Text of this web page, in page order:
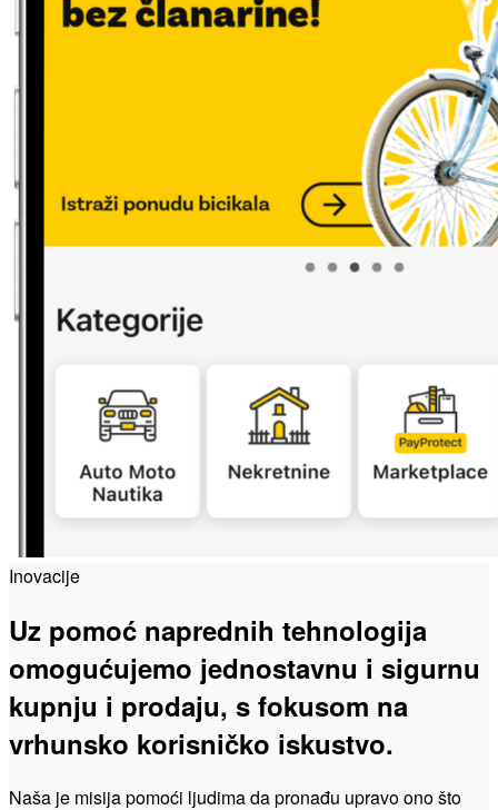
Inovacije
Uz pomoć naprednih tehnologija
omogućujemo jednostavnu i sigurnu
kupnju i prodaju, s fokusom na
vrhunsko korisničko iskustvo.
Naša je misija pomoći ljudima da pronađu upravo ono što